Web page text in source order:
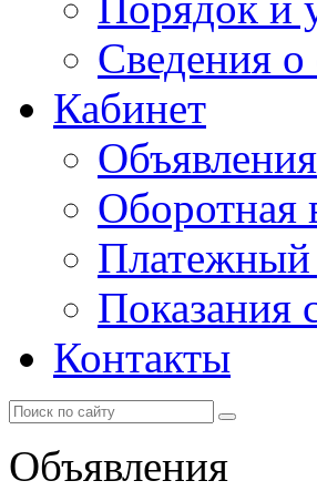
Сведения о
Кабинет
Объявления
Оборотная
Платежный
Показания
Контакты
Объявления